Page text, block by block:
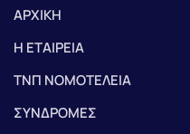
ΑΡΧΙΚΗ
Η ΕΤΑΙΡΕΙΑ
ΤΝΠ ΝΟΜΟΤΕΛΕΙΑ
ΣΥΝΔΡΟΜΕΣ